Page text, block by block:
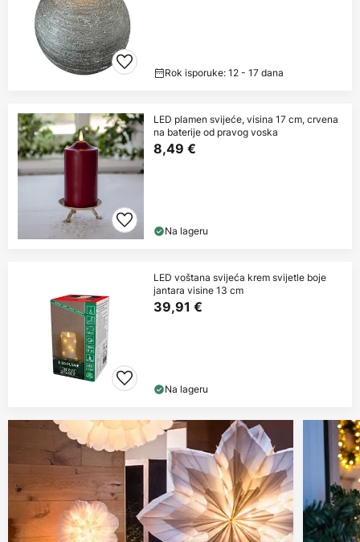
Rok isporuke: 12 - 17 dana
LED plamen svijeće, visina 17 cm, crvena
na baterije od pravog voska
8,49 €
Na lageru
LED voštana svijeća krem svijetle boje
jantara visine 13 cm
39,91 €
Na lageru